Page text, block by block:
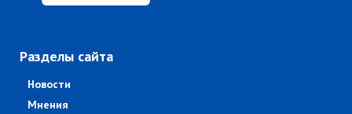
Разделы сайта
Новости
Мнения